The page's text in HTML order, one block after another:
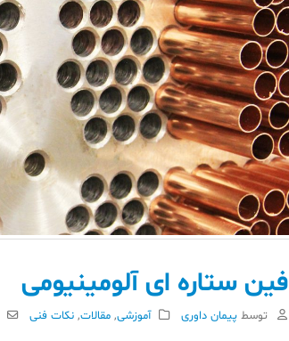
فین ستاره ای آلومینیومی
توسط پیمان داوری آموزشی,مقالات,نکات فنی